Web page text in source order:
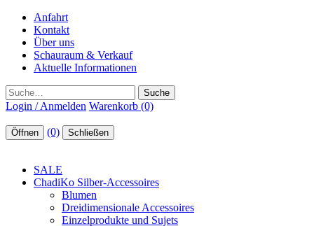
Anfahrt
Kontakt
Über uns
Schauraum & Verkauf
Aktuelle Informationen
Suche
Login / Anmelden Warenkorb (0)
Öffnen (0) Schließen
SALE
ChadiKo Silber-Accessoires
Blumen
Dreidimensionale Accessoires
Einzelprodukte und Sujets